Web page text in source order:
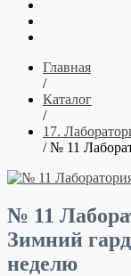
Главная
/
Каталог
/
17.
/ № 11
№ 11
Зимний
неделю